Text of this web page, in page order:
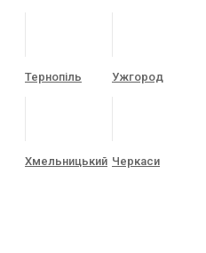
Тернопіль Ужгород
Хмельницький Черкаси